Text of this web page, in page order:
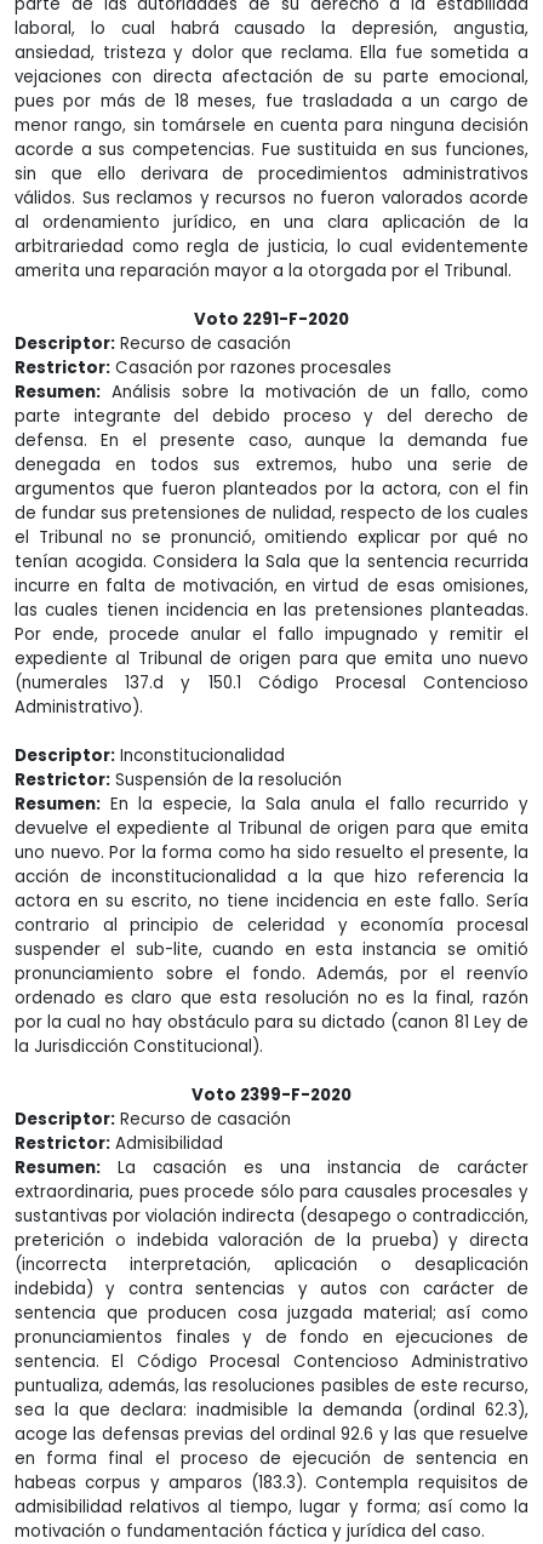
laboral, lo cual habrá causado la depresión, angustia,
ansiedad, tristeza y dolor que reclama. Ella fue sometida a
vejaciones con directa afectación de su parte emocional,
pues por más de 18 meses, fue trasladada a un cargo de
menor rango, sin tomársele en cuenta para ninguna decisión
acorde a sus competencias. Fue sustituida en sus funciones,
sin que ello derivara de procedimientos administrativos
válidos. Sus reclamos y recursos no fueron valorados acorde
al ordenamiento jurídico, en una clara aplicación de la
arbitrariedad como regla de justicia, lo cual evidentemente
amerita una reparación mayor a la otorgada por el Tribunal.
Voto 2291-F-2020
Descriptor: Recurso de casación
Restrictor: Casación por razones procesales
Resumen: Análisis sobre la motivación de un fallo, como
parte integrante del debido proceso y del derecho de
defensa. En el presente caso, aunque la demanda fue
denegada en todos sus extremos, hubo una serie de
argumentos que fueron planteados por la actora, con el fin
de fundar sus pretensiones de nulidad, respecto de los cuales
el Tribunal no se pronunció, omitiendo explicar por qué no
tenían acogida. Considera la Sala que la sentencia recurrida
incurre en falta de motivación, en virtud de esas omisiones,
las cuales tienen incidencia en las pretensiones planteadas.
Por ende, procede anular el fallo impugnado y remitir el
expediente al Tribunal de origen para que emita uno nuevo
(numerales 137.d y 150.1 Código Procesal Contencioso
Administrativo).
Descriptor: Inconstitucionalidad
Restrictor: Suspensión de la resolución
Resumen: En la especie, la Sala anula el fallo recurrido y
devuelve el expediente al Tribunal de origen para que emita
uno nuevo. Por la forma como ha sido resuelto el presente, la
acción de inconstitucionalidad a la que hizo referencia la
actora en su escrito, no tiene incidencia en este fallo. Sería
contrario al principio de celeridad y economía procesal
suspender el sub-lite, cuando en esta instancia se omitió
pronunciamiento sobre el fondo. Además, por el reenvío
ordenado es claro que esta resolución no es la final, razón
por la cual no hay obstáculo para su dictado (canon 81 Ley de
la Jurisdicción Constitucional).
Voto 2399-F-2020
Descriptor: Recurso de casación
Restrictor: Admisibilidad
Resumen: La casación es una instancia de carácter
extraordinaria, pues procede sólo para causales procesales y
sustantivas por violación indirecta (desapego o contradicción,
preterición o indebida valoración de la prueba) y directa
(incorrecta interpretación, aplicación o desaplicación
indebida) y contra sentencias y autos con carácter de
sentencia que producen cosa juzgada material; así como
pronunciamientos finales y de fondo en ejecuciones de
sentencia. El Código Procesal Contencioso Administrativo
puntualiza, además, las resoluciones pasibles de este recurso,
sea la que declara: inadmisible la demanda (ordinal 62.3),
acoge las defensas previas del ordinal 92.6 y las que resuelve
en forma final el proceso de ejecución de sentencia en
habeas corpus y amparos (183.3). Contempla requisitos de
admisibilidad relativos al tiempo, lugar y forma; así como la
motivación o fundamentación fáctica y jurídica del caso.